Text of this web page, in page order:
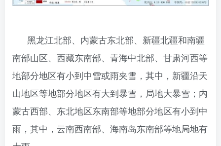
黑龙江北部、内蒙古东北部、新疆北疆和南疆
南部山区、西藏东南部、青海中北部、甘肃河西等
地部分地区有小到中雪或雨夹雪，其中，新疆沿天
山地区等地部分地区有大到暴雪，局地大暴雪；内
蒙古西部、东北地区东南部等地部分地区有小到中
雨， 其中，云南西南部、 海南岛东南部等地局地有